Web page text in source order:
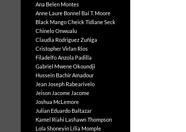
Ana Belen Montes
Anne Laure Bonnel Bai T. Moore
Black MangoCheick Tidiane Seck
Chinelo Onwualu
Claudia Rodriguez Zuñiga
Cristopher Virlan Rios
Filadelfo Anzola Padilla
Gabriel Mwene Okoundji
Hussein Bachir Amadour
Jean Joseph Rabearivelo
Jeison Jacome Jacome
Joshua McLemore
Julian Eduardo Baltazar
Kamel Riahi Lashawn Thompson
Lola Shoneyin Lília Momple